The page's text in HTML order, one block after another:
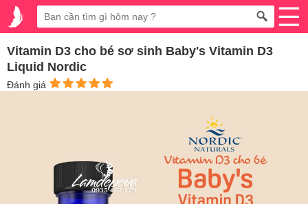
Vitamin D3 cho bé sơ sinh Baby's Vitamin D3
Liquid Nordic
Đánh giá